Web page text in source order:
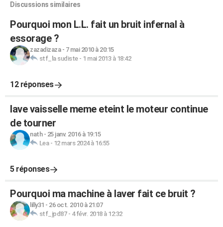
Discussions similaires
Pourquoi mon L.L. fait un bruit infernal à
essorage ?
zazadizaza- 7 mai 2010 à 20:15
stf_la sudiste- 1 mai 2013 à 18:42
12 réponses
lave vaisselle meme eteint le moteur continue
de tourner
nath- 25 janv. 2016 à 19:15
Lea- 12 mars 2024 à 16:55
5 réponses
Pourquoi ma machine à laver fait ce bruit ?
lilly31 - 26 oct. 2010 à 21:07
stf_jpd87- 4 févr. 2018 à 12:32